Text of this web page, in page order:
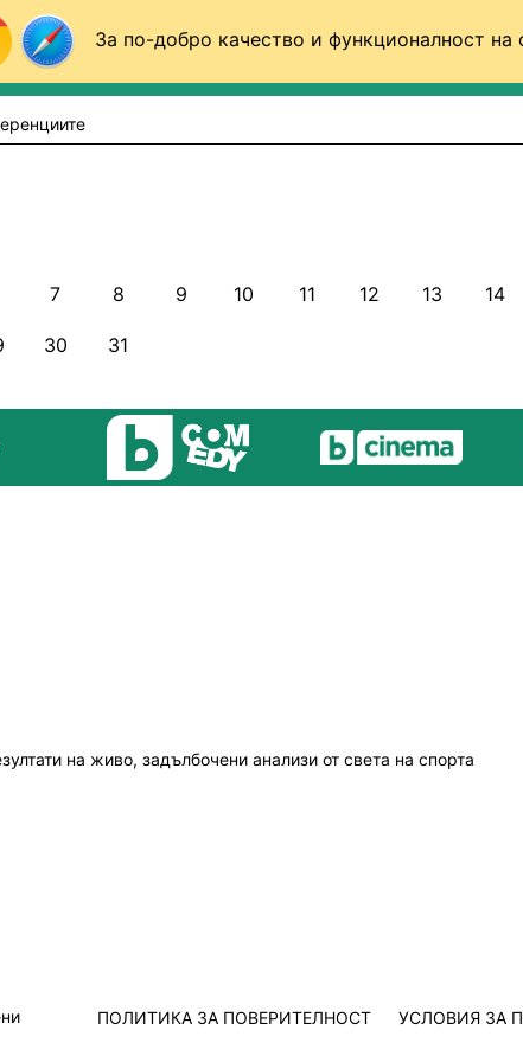
За по-добро качество и функционалност на
ФУТБОЛ (БГ)
7 8 9 10 11 12 13 14
30 31
на живо, задълбочени анализи от света на спорта
ПОЛИТИКА ЗА ПОВЕРИТЕЛНОСТ УСЛОВИЯ ЗА